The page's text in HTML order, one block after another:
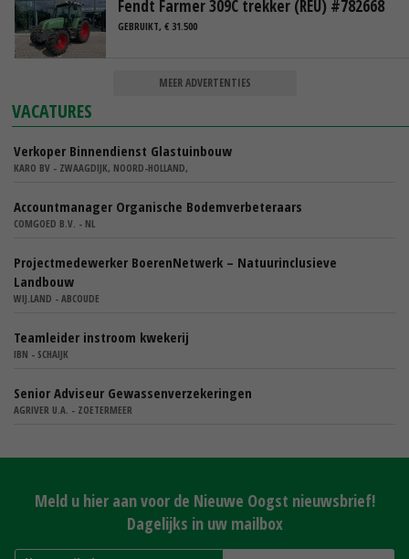
Fendt Farmer 309C trekker (REU) #782668
GEBRUIKT, € 31.500
MEER ADVERTENTIES
VACATURES
Verkoper Binnendienst Glastuinbouw
KARO BV - ZWAAGDIJK, NOORD-HOLLAND,
Accountmanager Organische Bodemverbeteraars
COMGOED B.V. - NL
Projectmedewerker BoerenNetwerk – Natuurinclusieve
Landbouw
WIJ.LAND - ABCOUDE
Teamleider instroom kwekerij
IBN - SCHAIJK
Senior Adviseur Gewassenverzekeringen
AGRIVER U.A. - ZOETERMEER
Meld u hier aan voor de Nieuwe Oogst nieuwsbrief!
Dagelijks in uw mailbox